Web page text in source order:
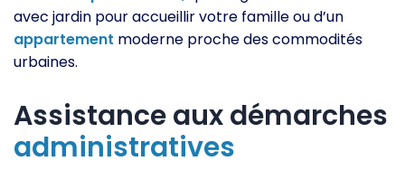
avec jardin pour accueillir votre famille ou d’un
appartement moderne proche des commodités
urbaines.
Assistance aux démarches
administratives